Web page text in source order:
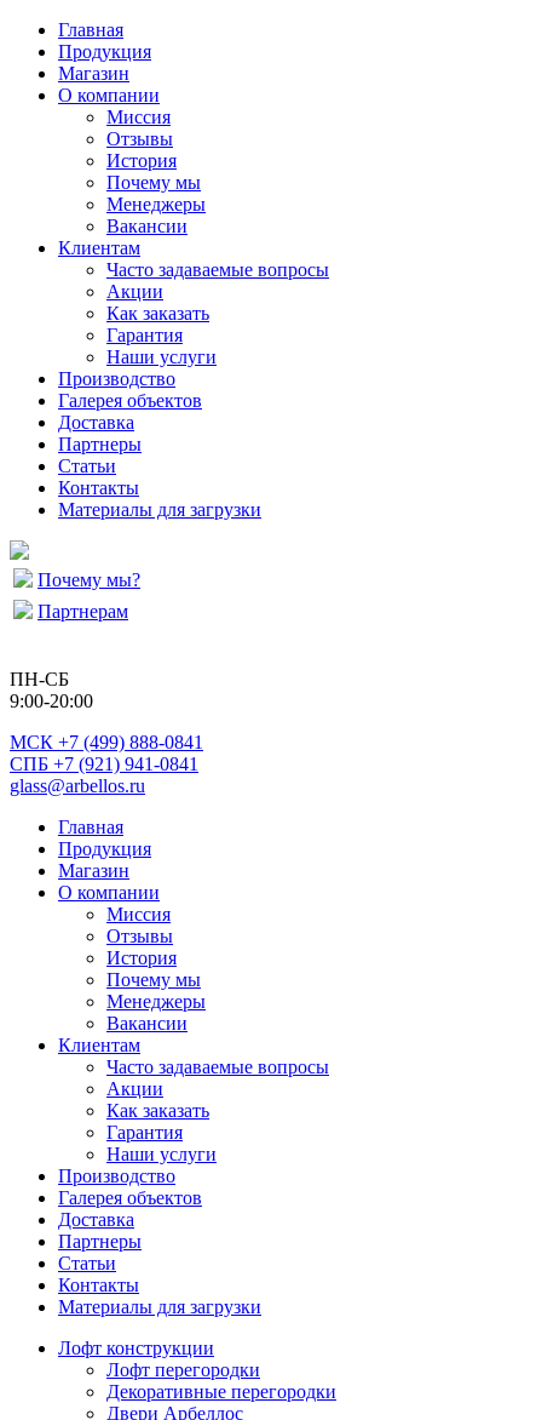
Главная
Продукция
Магазин
О компании
Миссия
Отзывы
История
Почему мы
Менеджеры
Вакансии
Клиентам
Часто задаваемые вопросы
Акции
Как заказать
Гарантия
Наши услуги
Производство
Галерея объектов
Доставка
Партнеры
Статьи
Контакты
Материалы для загрузки
Почему мы?
Партнерам
ПН-СБ
9:00-20:00
МСК +7 (499) 888-0841
СПБ +7 (921) 941-0841
glass@arbellos.ru
Главная
Продукция
Магазин
О компании
Миссия
Отзывы
История
Почему мы
Менеджеры
Вакансии
Клиентам
Часто задаваемые вопросы
Акции
Как заказать
Гарантия
Наши услуги
Производство
Галерея объектов
Доставка
Партнеры
Статьи
Контакты
Материалы для загрузки
Лофт конструкции
Лофт перегородки
Декоративные перегородки
Двери Арбеллос